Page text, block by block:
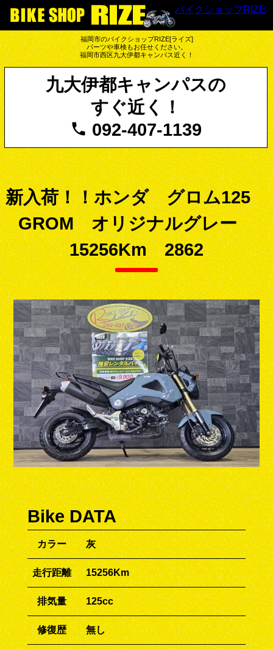
福岡市のバイクショップRIZE[ライズ]
パーツや車検もお任せください。
福岡市西区九大伊都キャンパス近く！
バイクショップRIZE
九大伊都キャンパスの
すぐ近く！
092-407-1139
新入荷！！ホンダ グロム125
GROM オリジナルグレー
15256Km 2862
Bike DATA
カラー 灰
走行距離 15256Km
排気量 125cc
修復歴 無し